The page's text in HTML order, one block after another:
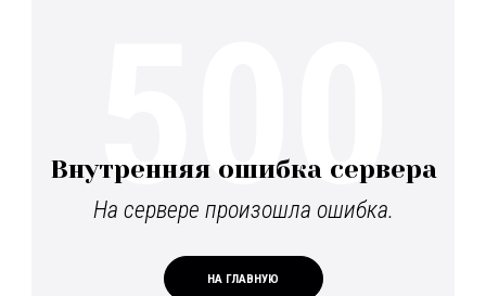
Внутренняя ошибка сервера
На сервере произошла ошибка.
НА ГЛАВНУЮ
500